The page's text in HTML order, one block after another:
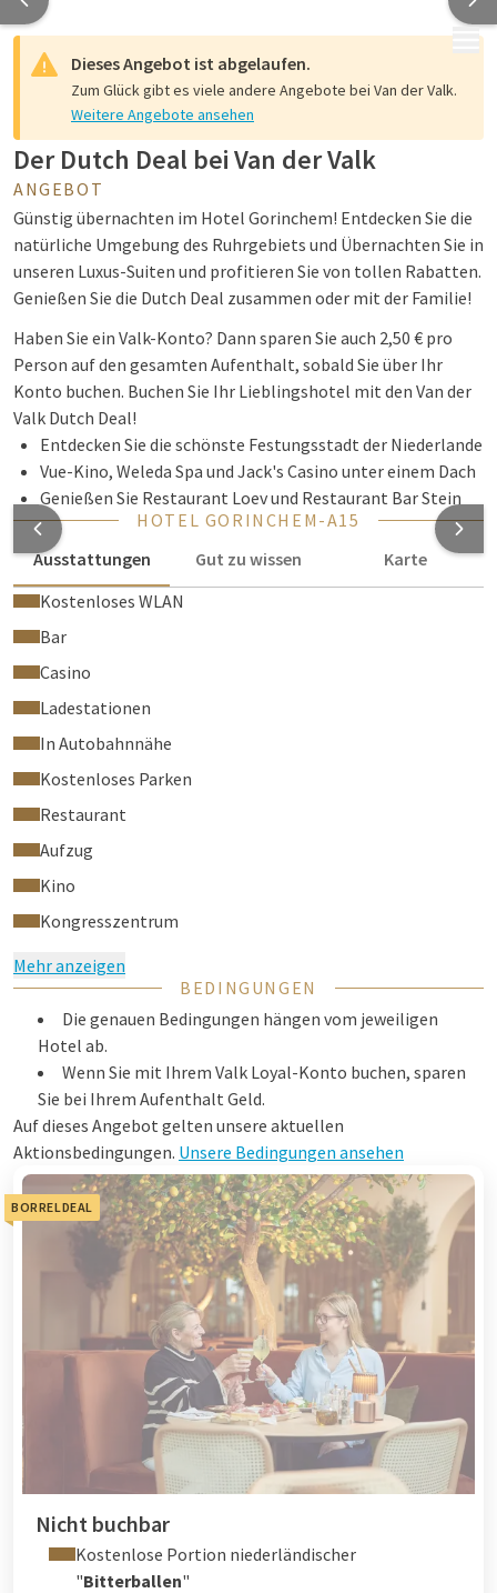
MENÜ
Dieses Angebot ist abgelaufen.
Zum Glück gibt es viele andere Angebote bei Van der Valk.
Weitere Angebote ansehen
Der Dutch Deal bei Van der Valk
ANGEBOT
Günstig übernachten im Hotel Gorinchem! Entdecken Sie die
natürliche Umgebung des Ruhrgebiets und Übernachten Sie in
unseren Luxus-Suiten und profitieren Sie von tollen Rabatten.
Genießen Sie die Dutch Deal zusammen oder mit der Familie!
Haben Sie ein Valk-Konto? Dann sparen Sie auch 2,50 € pro
Person auf den gesamten Aufenthalt, sobald Sie über Ihr
Konto buchen. Buchen Sie Ihr Lieblingshotel mit den Van der
Valk Dutch Deal!
Entdecken Sie die schönste Festungsstadt der Niederlande
Vue-Kino, Weleda Spa und Jack's Casino unter einem Dach
Genießen Sie Restaurant Loev und Restaurant Bar Stein
HOTEL GORINCHEM-A15
Ausstattungen
Gut zu wissen
Karte
Kostenloses WLAN
Bar
Casino
Ladestationen
In Autobahnnähe
Kostenloses Parken
Restaurant
Aufzug
Kino
Kongresszentrum
Mehr anzeigen
BEDINGUNGEN
Die genauen Bedingungen hängen vom jeweiligen
Hotel ab.
Wenn Sie mit Ihrem Valk Loyal-Konto buchen, sparen
Sie bei Ihrem Aufenthalt Geld.
Auf dieses Angebot gelten unsere aktuellen
Aktionsbedingungen. Unsere Bedingungen ansehen
BORRELDEAL
Nicht buchbar
Kostenlose Portion niederländischer
"Bitterballen"